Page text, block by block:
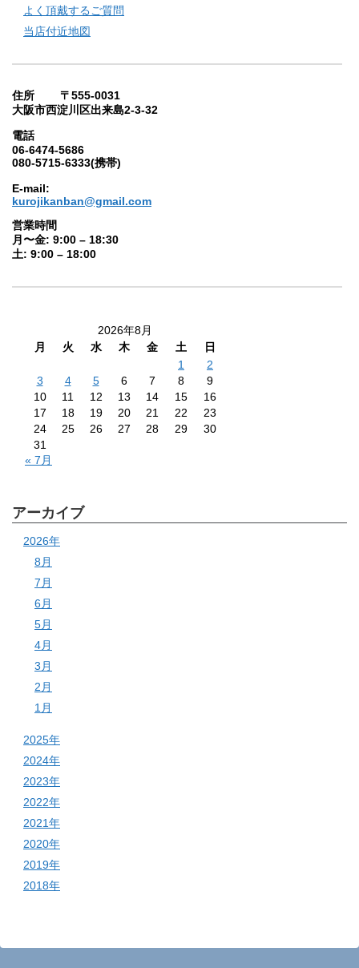
よく頂戴するご質問
当店付近地図
住所 〒555-0031
大阪市西淀川区出来島2-3-32
電話
06-6474-5686
080-5715-6333(携帯)
E-mail:
kurojikanban@gmail.com
営業時間
月〜金: 9:00 – 18:30
土: 9:00 – 18:00
2026年8月
月
火 水 木 金 土
日
1
2
3
4 5 6 7 8
9
10
11 12 13 14 15
16
17
18 19 20 21 22
23
24
25 26 27 28 29
30
31
« 7月
アーカイブ
2026年
8月
7月
6月
5月
4月
3月
2月
1月
2025年
2024年
2023年
2022年
2021年
2020年
2019年
2018年